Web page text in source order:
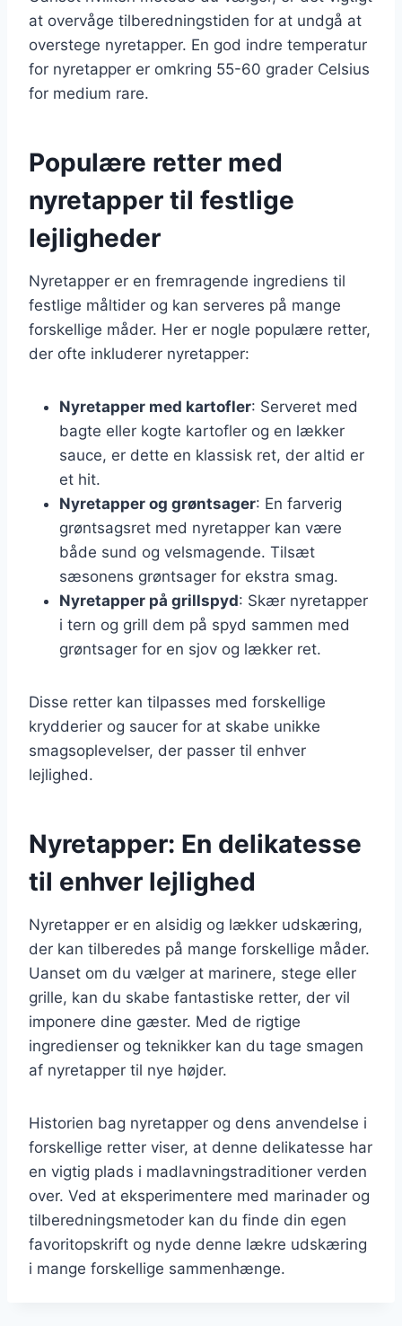
at overvåge tilberedningstiden for at undgå at
overstege nyretapper. En god indre temperatur
for nyretapper er omkring 55-60 grader Celsius
for medium rare.
Populære retter med
nyretapper til festlige
lejligheder
Nyretapper er en fremragende ingrediens til
festlige måltider og kan serveres på mange
forskellige måder. Her er nogle populære retter,
der ofte inkluderer nyretapper:
Nyretapper med kartofler: Serveret med
bagte eller kogte kartofler og en lækker
sauce, er dette en klassisk ret, der altid er
et hit.
Nyretapper og grøntsager: En farverig
grøntsagsret med nyretapper kan være
både sund og velsmagende. Tilsæt
sæsonens grøntsager for ekstra smag.
Nyretapper på grillspyd: Skær nyretapper
i tern og grill dem på spyd sammen med
grøntsager for en sjov og lækker ret.
Disse retter kan tilpasses med forskellige
krydderier og saucer for at skabe unikke
smagsoplevelser, der passer til enhver
lejlighed.
Nyretapper: En delikatesse
til enhver lejlighed
Nyretapper er en alsidig og lækker udskæring,
der kan tilberedes på mange forskellige måder.
Uanset om du vælger at marinere, stege eller
grille, kan du skabe fantastiske retter, der vil
imponere dine gæster. Med de rigtige
ingredienser og teknikker kan du tage smagen
af nyretapper til nye højder.
Historien bag nyretapper og dens anvendelse i
forskellige retter viser, at denne delikatesse har
en vigtig plads i madlavningstraditioner verden
over. Ved at eksperimentere med marinader og
tilberedningsmetoder kan du finde din egen
favoritopskrift og nyde denne lækre udskæring
i mange forskellige sammenhænge.